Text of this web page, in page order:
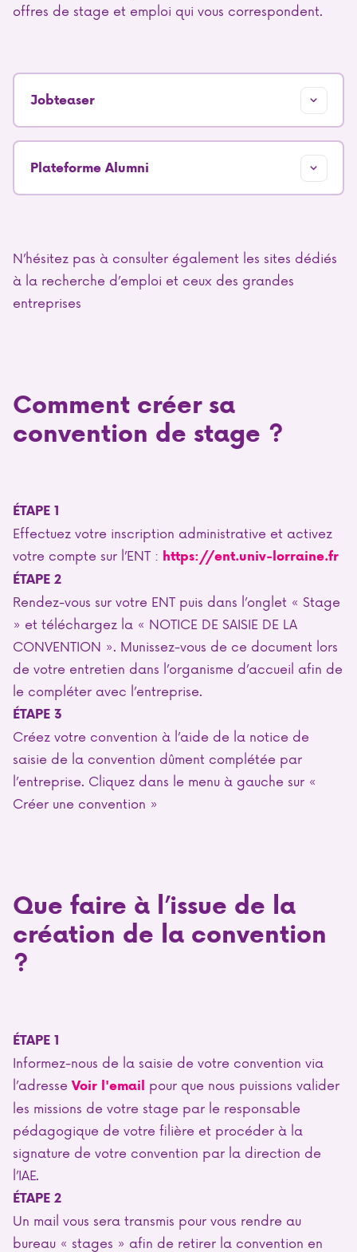
offres de stage et emploi qui vous correspondent.
Jobteaser
Plateforme Alumni
N’hésitez pas à consulter également les sites dédiés
à la recherche d’emploi et ceux des grandes
entreprises
Comment créer sa
convention de stage ?
ÉTAPE 1
Effectuez votre inscription administrative et activez
votre compte sur l’ENT : https://ent.univ-lorraine.fr
ÉTAPE 2
Rendez-vous sur votre ENT puis dans l’onglet « Stage
» et téléchargez la « NOTICE DE SAISIE DE LA
CONVENTION ». Munissez-vous de ce document lors
de votre entretien dans l’organisme d’accueil afin de
le compléter avec l’entreprise.
ÉTAPE 3
Créez votre convention à l’aide de la notice de
saisie de la convention dûment complétée par
l’entreprise. Cliquez dans le menu à gauche sur «
Créer une convention »
Que faire à l’issue de la
création de la convention
?
ÉTAPE 1
Informez-nous de la saisie de votre convention via
l’adresseVoir l'email pour que nous puissions valider
les missions de votre stage par le responsable
pédagogique de votre filière et procéder à la
signature de votre convention par la direction de
l’IAE.
ÉTAPE 2
Un mail vous sera transmis pour vous rendre au
bureau « stages » afin de retirer la convention en